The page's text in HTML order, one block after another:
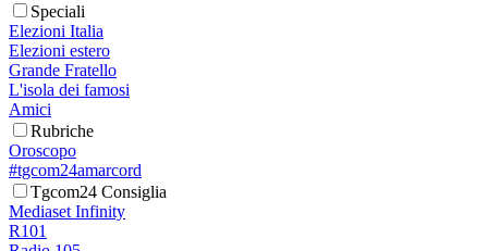
Speciali
Elezioni Italia
Elezioni estero
Grande Fratello
L'isola dei famosi
Amici
Rubriche
Oroscopo
#tgcom24amarcord
Tgcom24 Consiglia
Mediaset Infinity
R101